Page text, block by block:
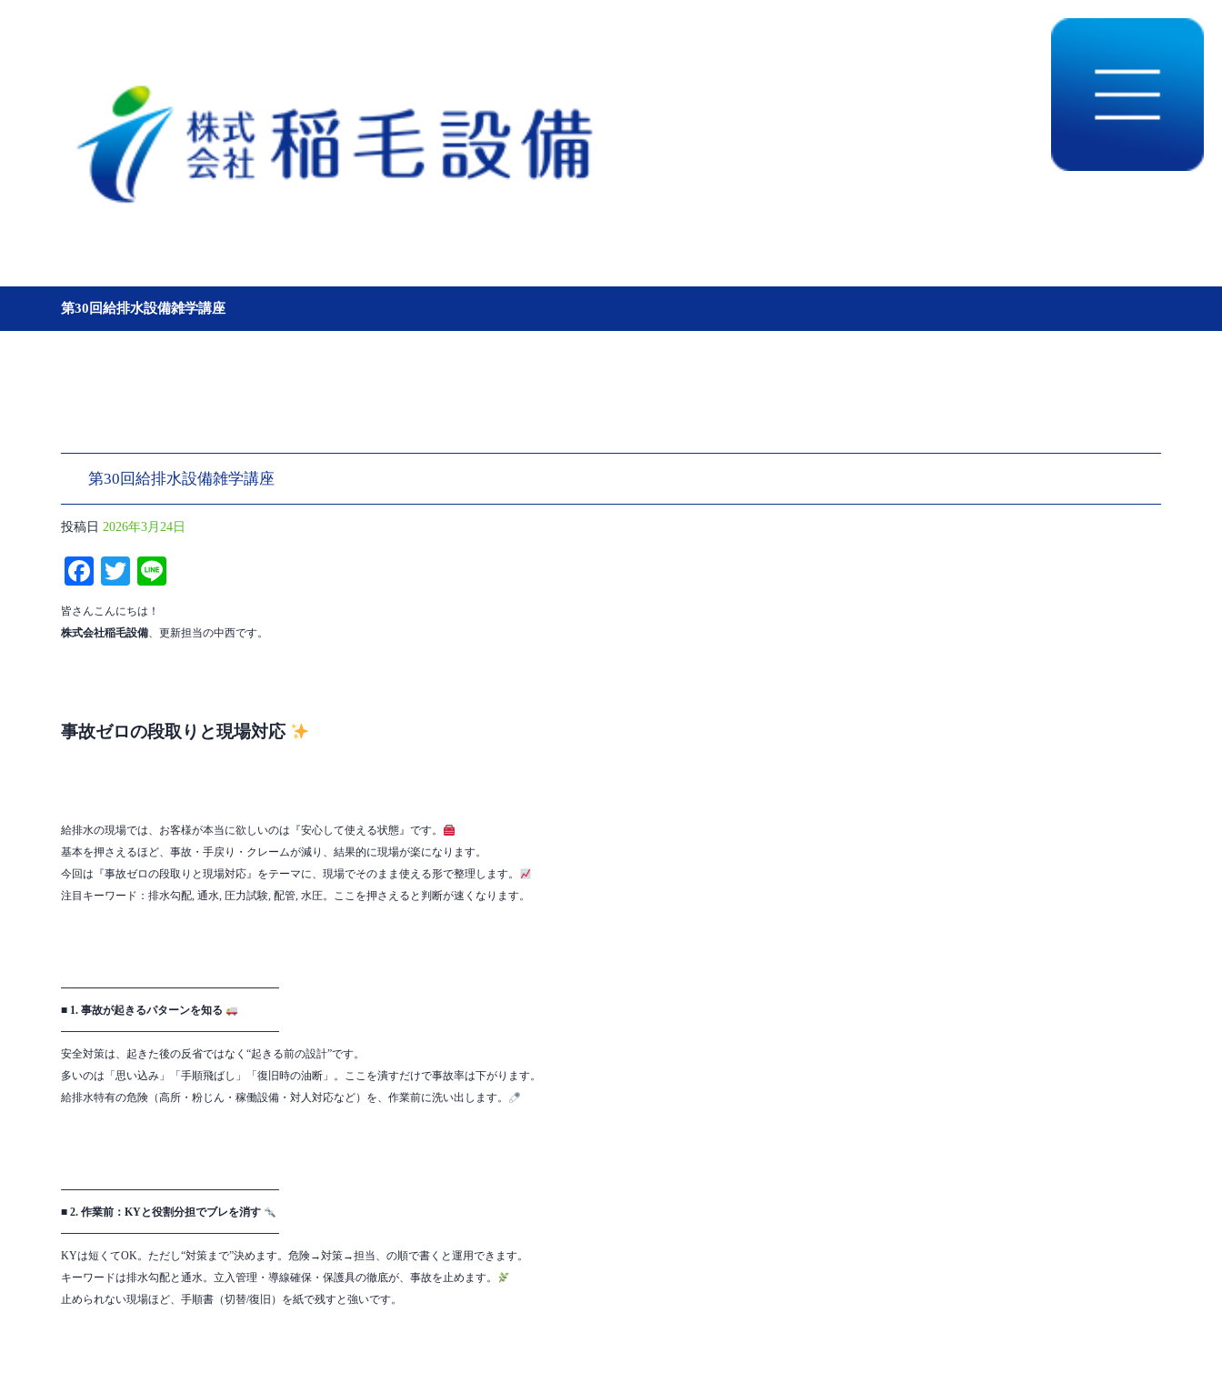
第30回給排水設備雑学講座
第30回給排水設備雑学講座
投稿日 2026年3月24日
Fa
ce
bo
T
wi
tte
皆さんこんにちは！
株式会社稲毛設備、更新担当の中西です。
事故ゼロの段取りと現場対応
給排水の現場では、お客様が本当に欲しいのは『安心して使える状態』です。
基本を押さえるほど、事故・手戻り・クレームが減り、結果的に現場が楽になります。
今回は『事故ゼロの段取りと現場対応』をテーマに、現場でそのまま使える形で整理します。
注目キーワード：排水勾配, 通水, 圧力試験, 配管, 水圧。ここを押さえると判断が速くなります。
━━━━━━━━━━━━━━━━━━━━
■ 1. 事故が起きるパターンを知る
━━━━━━━━━━━━━━━━━━━━
安全対策は、起きた後の反省ではなく“起きる前の設計”です。
多いのは「思い込み」「手順飛ばし」「復旧時の油断」。ここを潰すだけで事故率は下がります。
給排水特有の危険（高所・粉じん・稼働設備・対人対応など）を、作業前に洗い出します。
━━━━━━━━━━━━━━━━━━━━
■ 2. 作業前：KYと役割分担でブレを消す
━━━━━━━━━━━━━━━━━━━━
KYは短くてOK。ただし“対策まで”決めます。危険→対策→担当、の順で書くと運用できます。
キーワードは排水勾配と通水。立入管理・導線確保・保護具の徹底が、事故を止めます。
止められない現場ほど、手順書（切替/復旧）を紙で残すと強いです。